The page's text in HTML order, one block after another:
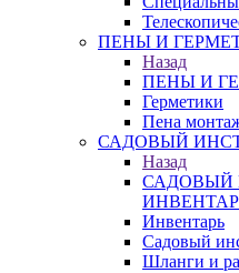
ПЕНЫ И
Назад
ПЕНЫ И
Герметики
Пена
САДОВЫЙ
Назад
САДОВЫЙ
Инвентарь
Садовый
Шланги и